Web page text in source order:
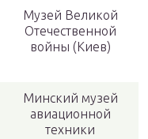
Музей Великой
Отечественной
войны (Киев)
Минский музей
авиационной
техники